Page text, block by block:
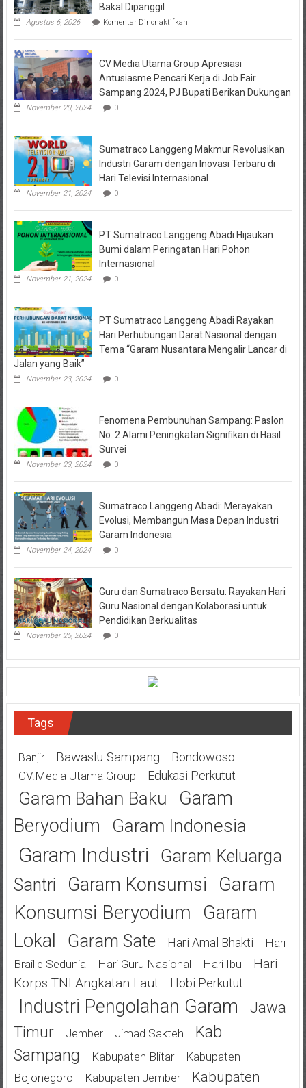
Bakal Dipanggil
Agustus 6, 2026 Komentar Dinonaktifkanpada
Masalah
KPRI
Sejahtera
Diselidiki
Kejari
Pihak
Dipanggil
CV Media Utama Group Apresiasi
Antusiasme Pencari Kerja di Job Fair
Sampang 2024, PJ Bupati Berikan Dukungan
November 20, 2024 0
Sumatraco Langgeng Makmur Revolusikan
Industri Garam dengan Inovasi Terbaru di
Hari Televisi Internasional
November 21, 2024 0
PT Sumatraco Langgeng Abadi Hijaukan
Bumi dalam Peringatan Hari Pohon
Internasional
November 21, 2024 0
PT Sumatraco Langgeng Abadi Rayakan
Hari Perhubungan Darat Nasional dengan
Tema “Garam Nusantara Mengalir Lancar di
Jalan yang Baik”
November 23, 2024 0
Fenomena Pembunuhan Sampang: Paslon
No. 2 Alami Peningkatan Signifikan di Hasil
Survei
November 23, 2024 0
Sumatraco Langgeng Abadi: Merayakan
Evolusi, Membangun Masa Depan Industri
Garam Indonesia
November 24, 2024 0
Guru dan Sumatraco Bersatu: Rayakan Hari
Guru Nasional dengan Kolaborasi untuk
Pendidikan Berkualitas
November 25, 2024 0
Tags
Banjir Bawaslu Sampang Bondowoso
CV.Media Utama Group Edukasi Perkutut
Garam Bahan Baku
Garam
Beryodium
Garam Indonesia
Garam Industri
Garam Keluarga
Santri
Garam Konsumsi
Garam
Konsumsi Beryodium
Garam
Lokal
Garam Sate Hari Amal Bhakti
Hari
Braille Sedunia
Hari Guru Nasional Hari Ibu
Hari
Korps TNI Angkatan Laut
Hobi Perkutut
Industri Pengolahan Garam
Jawa
Timur
Jember Jimad Sakteh
Kab
Sampang
Kabupaten Blitar
Kabupaten
Bojonegoro
Kabupaten Jember Kabupaten